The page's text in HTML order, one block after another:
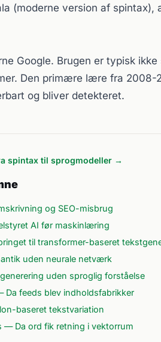
(moderne version af spintax),
Google. Brugen er typisk
Den primære lære fra 2008-
og bliver detekteret.
spintax til sprogmodeller →
og SEO-misbrug
AI før maskinlæring
til transformer-baseret
uden neurale netværk
uden sproglig forståelse
feeds blev indholdsfabrikker
baseret tekstvariation
— Da ord fik retning i vektorrum